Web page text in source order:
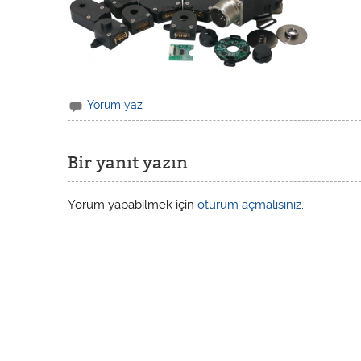
Yorum yaz
Bir yanıt yazın
Yorum yapabilmek içinoturum açmalısınız.